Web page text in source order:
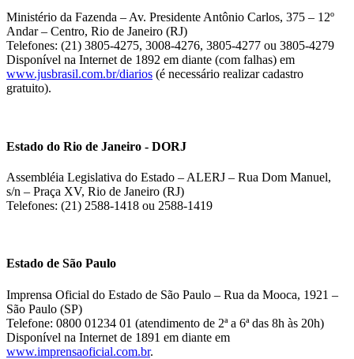
Ministério da Fazenda – Av. Presidente Antônio Carlos, 375 – 12º
Andar – Centro, Rio de Janeiro (RJ)
Telefones: (21) 3805-4275, 3008-4276, 3805-4277 ou 3805-4279
Disponível na Internet de 1892 em diante (com falhas) em
www.jusbrasil.com.br/diarios (é necessário realizar cadastro
gratuito).
Estado do Rio de Janeiro - DORJ
Assembléia Legislativa do Estado – ALERJ – Rua Dom Manuel,
s/n – Praça XV, Rio de Janeiro (RJ)
Telefones: (21) 2588-1418 ou 2588-1419
Estado de São Paulo
Imprensa Oficial do Estado de São Paulo – Rua da Mooca, 1921 –
São Paulo (SP)
Telefone: 0800 01234 01 (atendimento de 2ª a 6ª das 8h às 20h)
Disponível na Internet de 1891 em diante em
www.imprensaoficial.com.br.